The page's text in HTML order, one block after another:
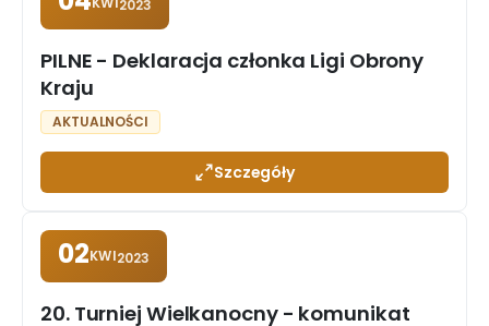
2023
PILNE - Deklaracja członka Ligi Obrony
Kraju
AKTUALNOŚCI
Szczegóły
02KWI2023
20. Turniej Wielkanocny - komunikat